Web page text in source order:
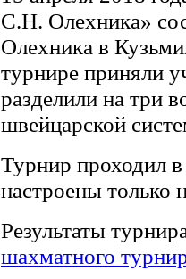
С.Н. Олехника»
Олехника в
турнире приняли
разделили на три
швейцарской
Турнир проходил
настроены только
Результаты
шахматного